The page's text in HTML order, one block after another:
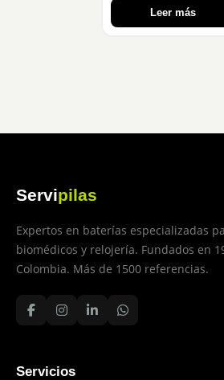
Leer más
Servipilas
Expertos en baterías especializadas
biomédicos y relojería. Fundados en
Colombia. Más de 1500 referencias.
Servicios